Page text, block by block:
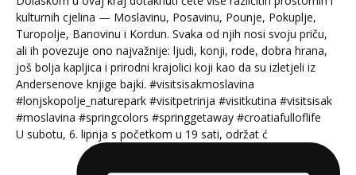
U subotu, 6. lipnja s početkom u 19 sati, održat ć